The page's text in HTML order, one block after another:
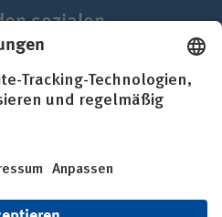
sozialen